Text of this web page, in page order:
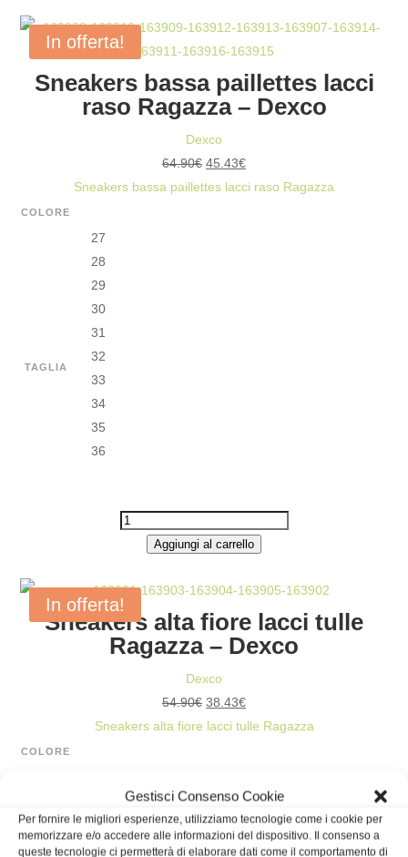
Gestisci Consenso Cookie
Per fornire le migliori esperienze, utilizziamo tecnologie come i cookie per
memorizzare e/o accedere alle informazioni del dispositivo. Il consenso a
queste tecnologie ci permetterà di elaborare dati come il comportamento di
LACCI
RASO
RAGAZZA
In offerta!
Sneakers bassa paillettes lacci
raso Ragazza – Dexco
Dexco
64.90€ Il
prezzo
45.43€Il
prezzo
Sneakers bassa paillettes lacci raso Ragazza
COLORE
TAGLIA
27
28
29
30
31
32
33
34
35
36
SNEAKERS
BASSA
LACCI
RASO
RAGAZZA
QUANTITÀ
Aggiungi al carrello
In offerta!
Sneakers alta fiore lacci tulle
Ragazza – Dexco
Dexco
54.90€ Il
prezzo
54.90€.
38.43€Il
prezzo
38.43€.
Sneakers alta fiore lacci tulle Ragazza
COLORE
TAGLIA
32
33